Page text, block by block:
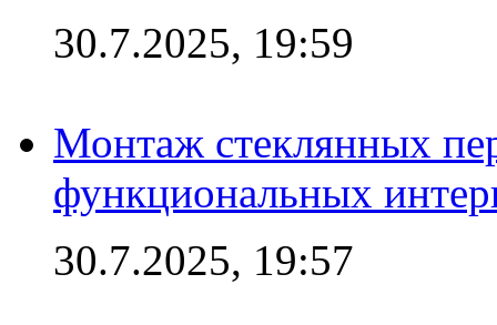
30.7.2025, 19:59
Монтаж стеклянных
функциональных
30.7.2025, 19:57